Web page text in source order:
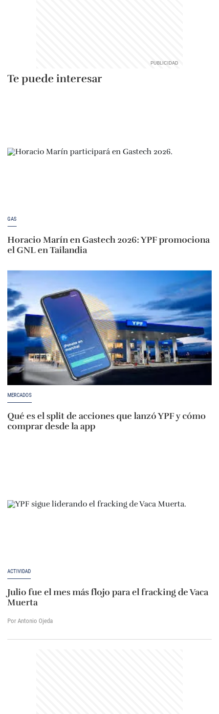
Te puede interesar
GAS
Horacio Marín en Gastech 2026: YPF promociona
el GNL en Tailandia
MERCADOS
Qué es el split de acciones que lanzó YPF y cómo
comprar desde la app
ACTIVIDAD
Julio fue el mes más flojo para el fracking de Vaca
Muerta
Por Antonio Ojeda